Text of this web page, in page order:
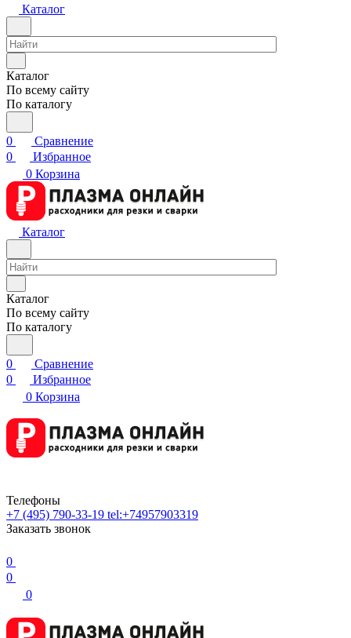
Каталог
Каталог
По всему сайту
По каталогу
0
Сравнение
0
Избранное
0 Корзина
Каталог
Каталог
По всему сайту
По каталогу
0
Сравнение
0
Избранное
0 Корзина
Телефоны
+7 (495) 790-33-19 tel:+74957903319
Заказать звонок
0
0
0